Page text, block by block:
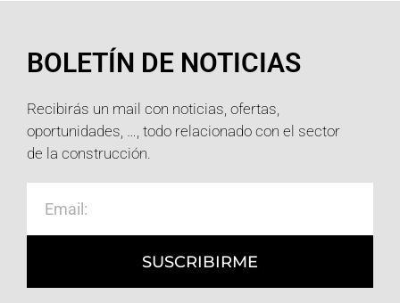
BOLETÍN DE NOTICIAS
Recibirás un mail con noticias, ofertas,
oportunidades, …, todo relacionado con el sector
de la construcción.
SUSCRIBIRME